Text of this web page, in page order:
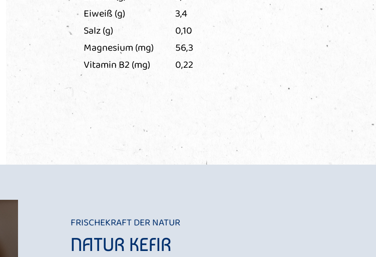
Eiweiß (g)
3,4
Salz (g)
0,10
Magnesium (mg)
56,3
Vitamin B2 (mg)
0,22
FRISCHEKRAFT DER NATUR
NATUR KEFIR